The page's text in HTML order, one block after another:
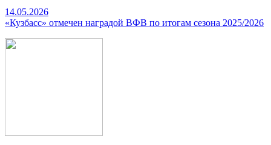
14.05.2026
«Кузбасс» отмечен наградой ВФВ по итогам сезона 2025/2026